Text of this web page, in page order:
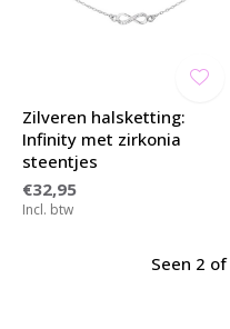
Zilveren halsketting:
Infinity met zirkonia
steentjes
€32,95
Incl. btw
Seen 2